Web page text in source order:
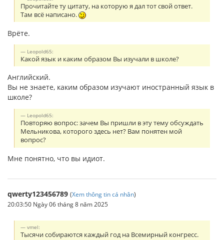
Прочитайте ту цитату, на которую я дал тот свой ответ.
Там всё написано.
Врёте.
Leopold65:
Какой язык и каким образом Вы изучали в школе?
Английский.
Вы не знаете, каким образом изучают иностранный язык в
школе?
Leopold65:
Повторяю вопрос: зачем Вы пришли в эту тему обсуждать
Мельникова, которого здесь нет? Вам понятен мой
вопрос?
Мне понятно, что вы идиот.
qwerty123456789 (Xem thông tin cá nhân)
20:03:50 Ngày 06 tháng 8 năm 2025
vmel:
Тысячи собираются каждый год на Всемирный конгресс.